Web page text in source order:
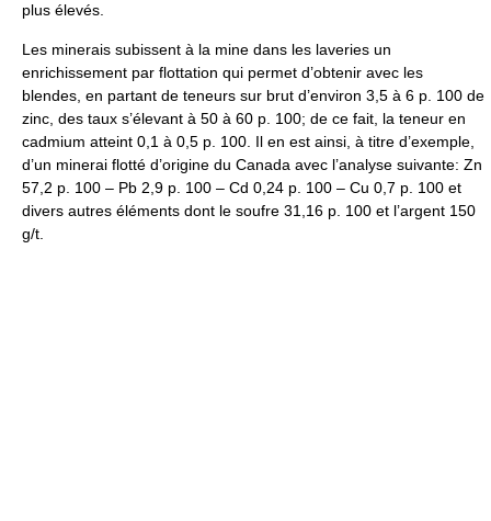
plus élevés.
Les minerais subissent à la mine dans les laveries un
enrichissement par flottation qui permet d’obtenir avec les
blendes, en partant de teneurs sur brut d’environ 3,5 à 6 p. 100 de
zinc, des taux s’élevant à 50 à 60 p. 100; de ce fait, la teneur en
cadmium atteint 0,1 à 0,5 p. 100. Il en est ainsi, à titre d’exemple,
d’un minerai flotté d’origine du Canada avec l’analyse suivante: Zn
57,2 p. 100 – Pb 2,9 p. 100 – Cd 0,24 p. 100 – Cu 0,7 p. 100 et
divers autres éléments dont le soufre 31,16 p. 100 et l’argent 150
g/t.